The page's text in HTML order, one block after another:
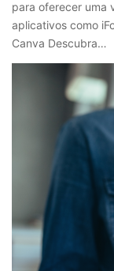
para oferecer uma
aplicativos como
Canva Descubra…